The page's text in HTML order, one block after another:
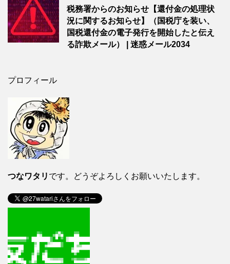
税務署からのお知らせ【還付金の処理状
況に関するお知らせ】（国税庁を装い、
国税還付金の電子発行を開始したと伝え
る詐欺メール） | 迷惑メール2034
プロフィール
つなワタリ です。どうぞよろしくお願いいたします。